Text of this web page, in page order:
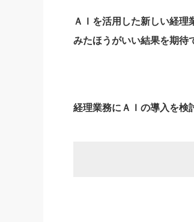
ＡＩを活用した新しい経
みたほうがいい結果を期待
経理業務にＡＩの導入を検